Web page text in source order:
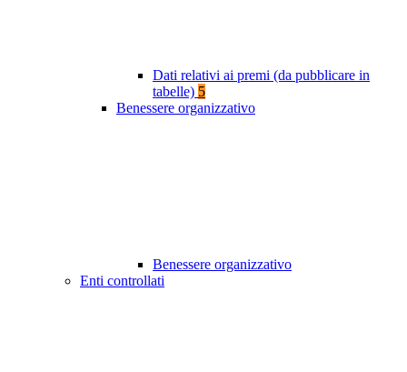
Dati relativi ai premi (da pubblicare in
tabelle) 5
Benessere organizzativo
Benessere organizzativo
Enti controllati